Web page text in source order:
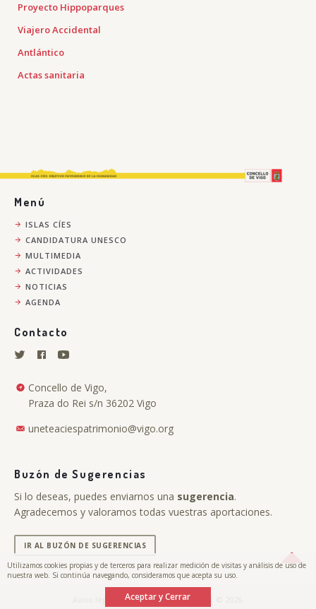
Proyecto Hippoparques
Viajero Accidental
Antlántico
Actas sanitaria
Menú
ISLAS CÍES
CANDIDATURA UNESCO
MULTIMEDIA
ACTIVIDADES
NOTICIAS
AGENDA
Contacto
Concello de Vigo,
Praza do Rei s/n 36202 Vigo
uneteaciespatrimonio@vigo.org
Buzón de Sugerencias
Si lo deseas, puedes enviarnos una sugerencia.
Agradecemos y valoramos todas vuestras aportaciones.
IR AL BUZÓN DE SUGERENCIAS
Aviso legal y Política de privacidad
Utilizamos cookies propias y de terceros para realizar medición de visitas y análisis de uso de
nuestra web. Si continúa navegando, consideramos que acepta su uso.
Aceptar y Cerrar